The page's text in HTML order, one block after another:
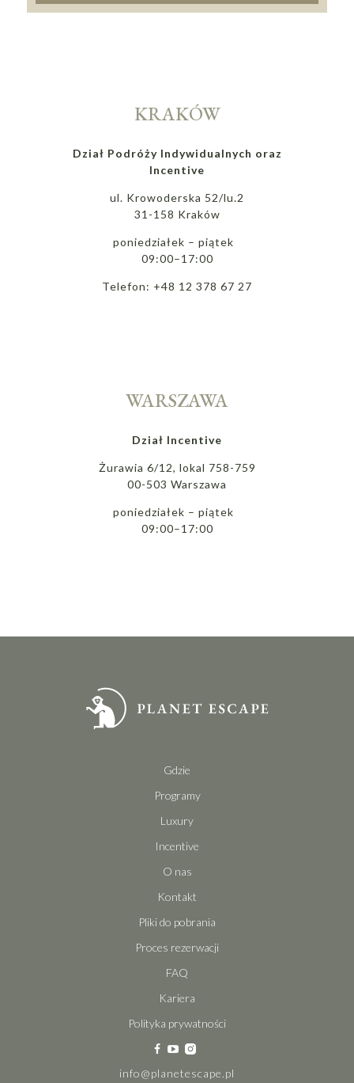
KRAKÓW
Dział Podróży Indywidualnych oraz
Incentive
ul. Krowoderska 52/lu.2
31-158 Kraków
poniedziałek – piątek
09:00–17:00
Telefon: +48 12 378 67 27
WARSZAWA
Dział Incentive
Żurawia 6/12, lokal 758-759
00-503 Warszawa
poniedziałek – piątek
09:00–17:00
Gdzie
Programy
Luxury
Incentive
O nas
Kontakt
Pliki do pobrania
Proces rezerwacji
FAQ
Kariera
Polityka prywatności
info@planetescape.pl